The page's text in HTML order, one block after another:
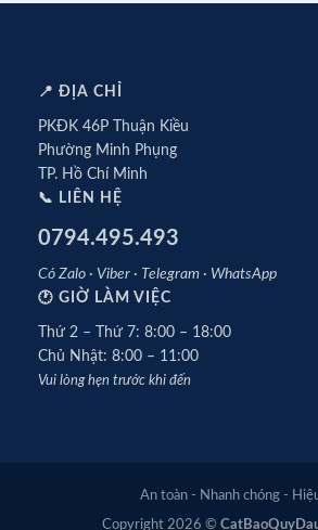
📍 ĐỊA CHỈ
PKĐK 46P Thuận Kiều
Phường Minh Phụng
TP. Hồ Chí Minh
📞 LIÊN HỆ
0794.495.493
Có Zalo · Viber · Telegram · WhatsApp
🕐 GIỜ LÀM VIỆC
Thứ 2 – Thứ 7: 8:00 – 18:00
Chủ Nhật: 8:00 – 11:00
Vui lòng hẹn trước khi đến
An toàn - Nhanh chóng -
Copyright 2026 ©